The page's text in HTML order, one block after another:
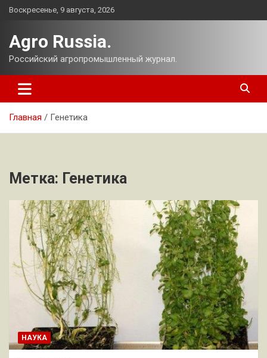
Перейти
Воскресенье, 9 августа, 2026
Agro Russia.
Российский агропромышленный журнал.
Главная Генетика
Метка: Генетика
НАУКА